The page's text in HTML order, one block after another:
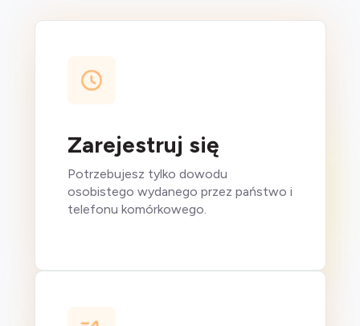
Zarejestruj się
Potrzebujesz tylko dowodu
osobistego wydanego przez państwo i
telefonu komórkowego.